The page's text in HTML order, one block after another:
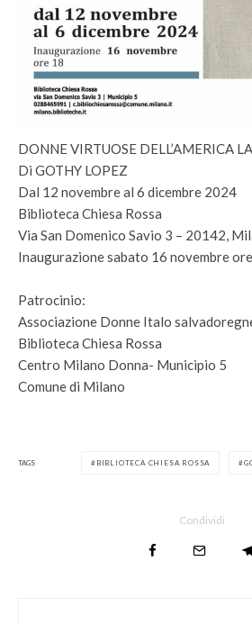
DONNE VIRTUOSE DELL’AMERICA
Di GOTHY LOPEZ
Dal 12 novembre al 6 dicembre 2024
Biblioteca Chiesa Rossa
Via San Domenico Savio 3 – 20142,
Inaugurazione sabato 16 novembre
Patrocinio:
Associazione Donne Italo
Biblioteca Chiesa Rossa
Centro Milano Donna- Municipio 5
Comune di Milano
TAGS BIBLIOTECA CHIESA ROSSA
Condividi